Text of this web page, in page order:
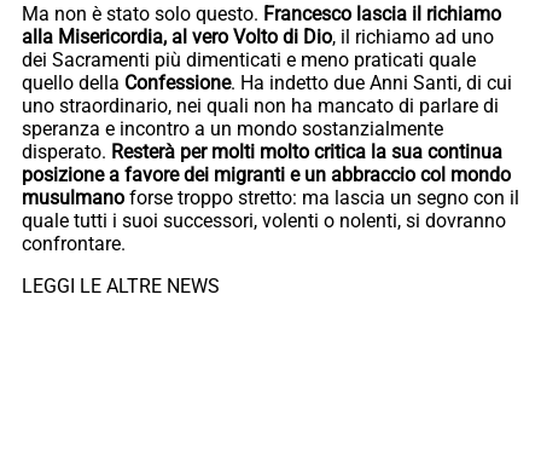
Ma non è stato solo questo. Francesco lascia il richiamo
alla Misericordia, al vero Volto di Dio, il richiamo ad uno
dei Sacramenti più dimenticati e meno praticati quale
quello della Confessione. Ha indetto due Anni Santi, di cui
uno straordinario, nei quali non ha mancato di parlare di
speranza e incontro a un mondo sostanzialmente
disperato. Resterà per molti molto critica la sua continua
posizione a favore dei migranti e un abbraccio col mondo
musulmano forse troppo stretto: ma lascia un segno con il
quale tutti i suoi successori, volenti o nolenti, si dovranno
confrontare.
LEGGI LE ALTRE NEWS